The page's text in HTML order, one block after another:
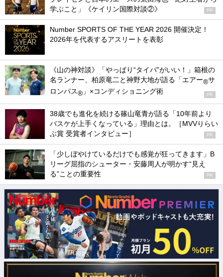
学ぶこと」《ケイリン国際対談②》
PR
Number SPORTS OF THE YEAR 2026 開催決定！
2026年を代表するアスリートを表彰
《山の神対談》「やっぱり“タイパ”がいい！」箱根の
名ランナー、柏原竜二と神野大地が語る「エアー®サ
ロンパス® 」×コンディショニング術 PR
38歳でも進化を続ける篠山竜青が語る「10年前より
バスケが上手くなっている」理由とは。［MVVりらい
ぶ賞 受賞者インタビュー］
PR
「少しぼやけているだけでも感覚が狂ってきます」B
リーグ屈指のシューター・安藤周人が明かす“見え
る”ことの重要性
PR